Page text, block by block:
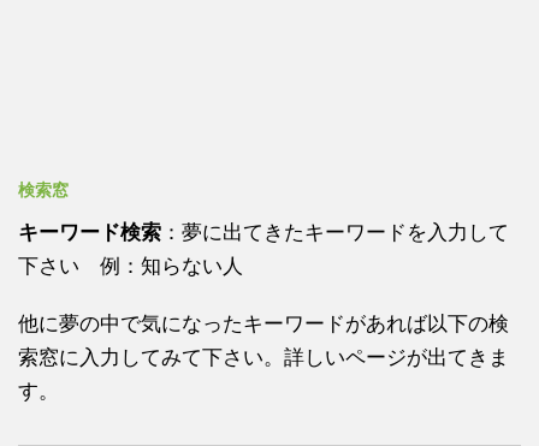
検索窓
キーワード検索 ：夢に出てきたキーワードを入力して
下さい 例：知らない人
他に夢の中で気になったキーワードがあれば以下の検
索窓に入力してみて下さい。詳しいページが出てきま
す。